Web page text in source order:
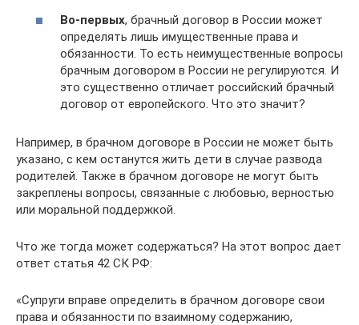
Во-первых, брачный договор в России может
определять лишь имущественные права и
обязанности. То есть неимущественные вопросы
брачным договором в России не регулируются. И
это существенно отличает российский брачный
договор от европейского. Что это значит?
Например, в брачном договоре в России не может быть
указано, с кем останутся жить дети в случае развода
родителей. Также в брачном договоре не могут быть
закреплены вопросы, связанные с любовью, верностью
или моральной поддержкой.
Что же тогда может содержаться? На этот вопрос дает
ответ статья 42 СК РФ:
«Супруги вправе определить в брачном договоре свои
права и обязанности по взаимному содержанию,